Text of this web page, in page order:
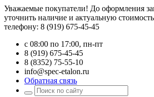
Уважаемые покупатели! До оформления
уточнить наличие и актуальную
телефону: 8 (919) 675-45-45
с 08:00 по 17:00, пн-пт
8 (919) 675-45-45
8 (8352) 75-55-10
info@spec-etalon.ru
Обратная связь